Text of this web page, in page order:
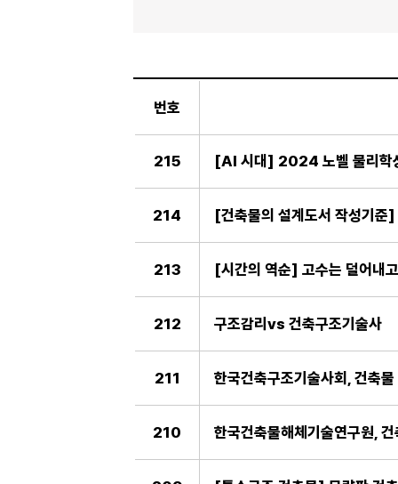
번호
215
214 [건축물의 설계도서 작성기준
213 [시간의 역순] 고수는 덜어내
212 구조감리vs 건축구조기술사
211 한국건축구조기술사회, 건축
210 한국건축물해체기술연구원,